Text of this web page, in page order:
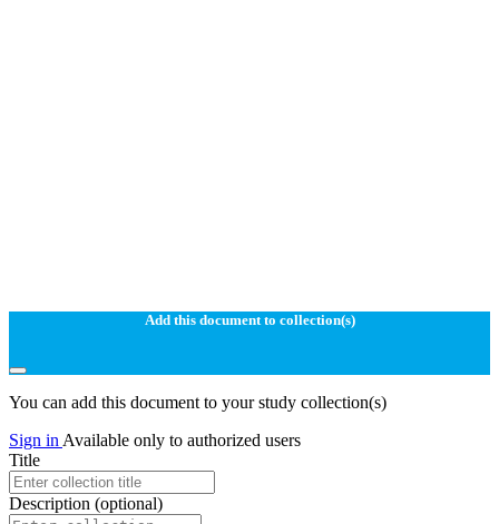
Add this document to collection(s)
You can add this document to your study collection(s)
Sign in Available only to authorized users
Title
Description (optional)